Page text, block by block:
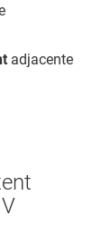
adjacente